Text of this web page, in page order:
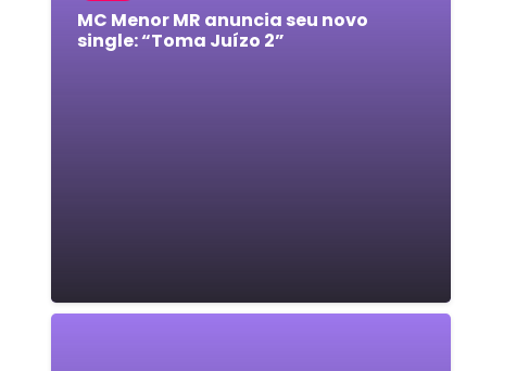
MC Menor MR anuncia seu novo
single: “Toma Juízo 2”